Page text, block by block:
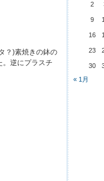
？)素焼きの鉢の
。逆にプラスチ
2
9
16
23
30
« 1月